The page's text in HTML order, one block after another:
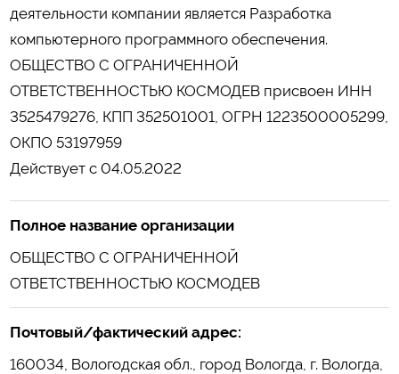
деятельности компании является Разработка
компьютерного программного обеспечения.
ОБЩЕСТВО С ОГРАНИЧЕННОЙ
ОТВЕТСТВЕННОСТЬЮ КОСМОДЕВ присвоен ИНН
3525479276, КПП 352501001, ОГРН 1223500005299,
ОКПО 53197959
Действует с 04.05.2022
Полное название организации
ОБЩЕСТВО С ОГРАНИЧЕННОЙ
ОТВЕТСТВЕННОСТЬЮ КОСМОДЕВ
Почтовый/фактический адрес:
160034, Вологодская обл., город Вологда, г. Вологда,